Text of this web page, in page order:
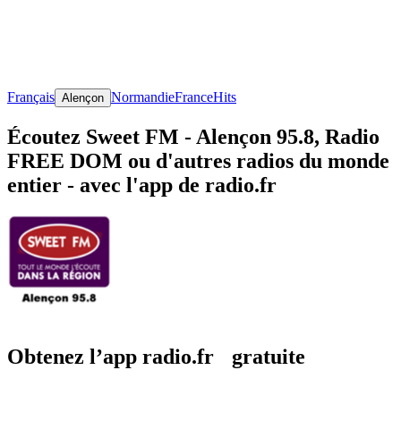
Français Alençon NormandieFranceHits
Écoutez Sweet FM - Alençon 95.8, Radio
FREE DOM ou d'autres radios du monde
entier - avec l'app de radio.fr
Obtenez l’app radio.fr gratuite